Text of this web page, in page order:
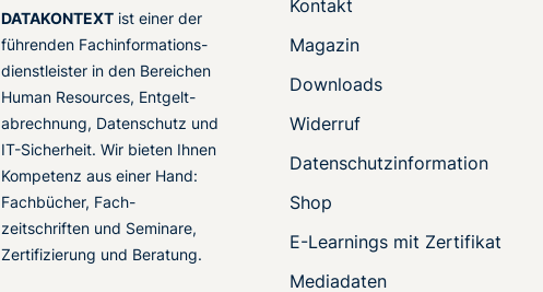
DATAKONTEXT ist einer der
führenden Fachinformations-
dienstleister in den Bereichen
Human Resources, Entgelt-
abrechnung, Datenschutz und
IT-Sicherheit. Wir bieten Ihnen
Kompetenz aus einer Hand:
Fachbücher, Fach-
zeitschriften und Seminare,
Zertifizierung und Beratung.
Kontakt
Magazin
Downloads
Widerruf
Datenschutzinformation
Shop
E-Learnings mit Zertifikat
Mediadaten